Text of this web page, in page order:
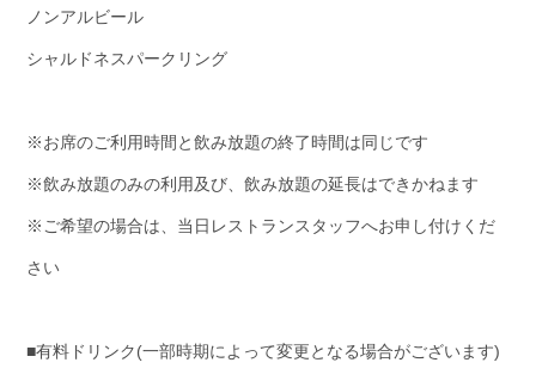
ノンアルビール
シャルドネスパークリング
※お席のご利用時間と飲み放題の終了時間は同じです
※飲み放題のみの利用及び、飲み放題の延長はできかねます
※ご希望の場合は、当日レストランスタッフへお申し付けくだ
さい
■有料ドリンク(一部時期によって変更となる場合がございます)